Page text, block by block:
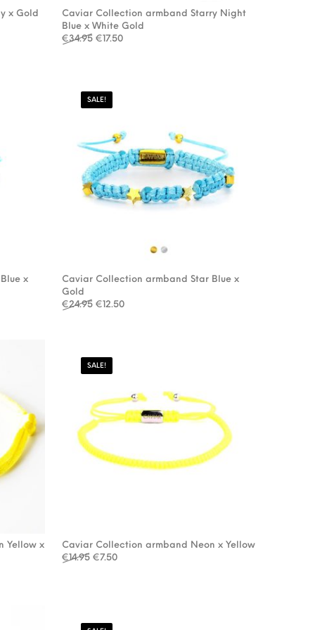
x Gold
Caviar Collection armband Starry Night
Blue x White Gold
€34.95 Oorspronkelijke prijs was: €34.95.
€17.50Huidige prijs is: €17.50.
x
SALE!
Caviar Collection armband Star Blue x
Gold
€24.95 Oorspronkelijke prijs was: €24.95.
€12.50Huidige prijs is: €12.50.
Yellow x
SALE!
Caviar Collection armband Neon x Yellow
€14.95 Oorspronkelijke prijs was: €14.95.
€7.50Huidige prijs is: €7.50.